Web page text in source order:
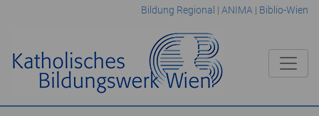
Bildung Regional | ANIMA | Biblio-Wien